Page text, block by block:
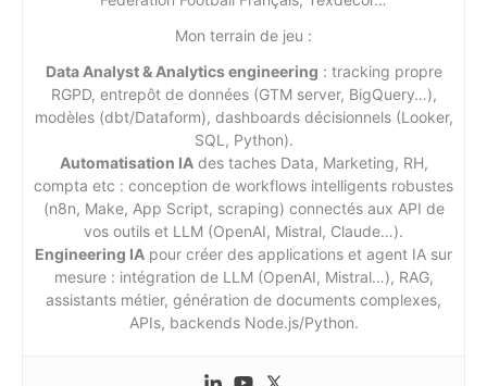
Mon terrain de jeu :
Data Analyst & Analytics engineering : tracking propre
RGPD, entrepôt de données (GTM server, BigQuery…),
modèles (dbt/Dataform), dashboards décisionnels (Looker,
SQL, Python).
Automatisation IAdes taches Data, Marketing, RH,
compta etc : conception de workflows intelligents robustes
(n8n, Make, App Script, scraping) connectés aux API de
vos outils et LLM (OpenAI, Mistral, Claude…).
Engineering IA pour créer des applications et agent IA sur
mesure : intégration de LLM (OpenAI, Mistral…), RAG,
assistants métier, génération de documents complexes,
APIs, backends Node.js/Python.